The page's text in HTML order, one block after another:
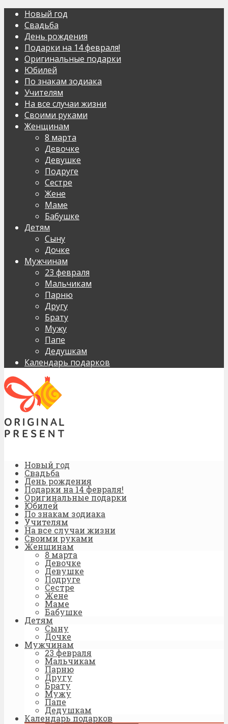
Новый год
Свадьба
День рождения
Подарки на 14 февраля!
Оригинальные подарки
Юбилей
По знакам зодиака
Учителям
На все случаи жизни
Своими руками
Женщинам
8 марта
Девочке
Девушке
Подруге
Сестре
Жене
Маме
Бабушке
Детям
Сыну
Дочке
Мужчинам
23 февраля
Мальчикам
Парню
Другу
Брату
Мужу
Папе
Дедушкам
Календарь подарков
Новый год
Свадьба
День рождения
Подарки на 14 февраля!
Оригинальные подарки
Юбилей
По знакам зодиака
Учителям
На все случаи жизни
Своими руками
Женщинам
8 марта
Девочке
Девушке
Подруге
Сестре
Жене
Маме
Бабушке
Детям
Сыну
Дочке
Мужчинам
23 февраля
Мальчикам
Парню
Другу
Брату
Мужу
Папе
Дедушкам
Календарь подарков